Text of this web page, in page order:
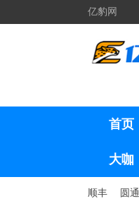
亿豹网
首页
大咖
顺丰 圆通